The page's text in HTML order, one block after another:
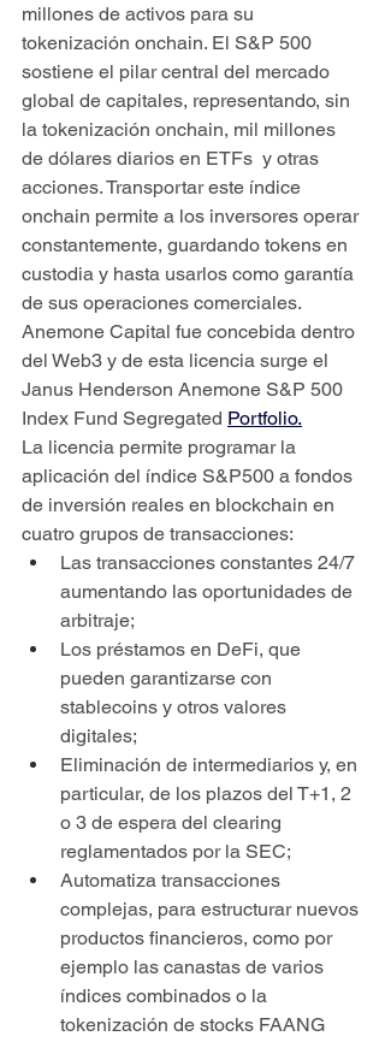
millones de activos para su
tokenización onchain. El S&P 500
sostiene el pilar central del mercado
global de capitales, representando, sin
la tokenización onchain, mil millones
de dólares diarios en ETFs  y otras
acciones. Transportar este índice
onchain permite a los inversores operar
constantemente, guardando tokens en
custodia y hasta usarlos como garantía
de sus operaciones comerciales.
Anemone Capital fue concebida dentro
del Web3 y de esta licencia surge el
Janus Henderson Anemone S&P 500
Index Fund Segregated Portfolio.
La licencia permite programar la
aplicación del índice S&P500 a fondos
de inversión reales en blockchain en
cuatro grupos de transacciones:
Las transacciones constantes 24/7
aumentando las oportunidades de
arbitraje;
Los préstamos en DeFi, que
pueden garantizarse con
stablecoins y otros valores
digitales;
Eliminación de intermediarios y, en
particular, de los plazos del T+1, 2
o 3 de espera del clearing
reglamentados por la SEC;
Automatiza transacciones
complejas, para estructurar nuevos
productos financieros, como por
ejemplo las canastas de varios
índices combinados o la
tokenización de stocks FAANG